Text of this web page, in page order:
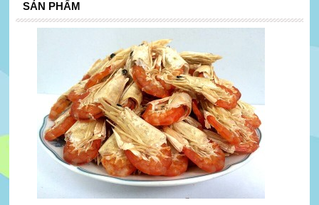
SẢN PHẨM